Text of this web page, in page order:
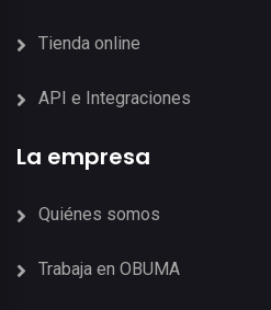
Tienda online
API e Integraciones
La empresa
Quiénes somos
Trabaja en OBUMA